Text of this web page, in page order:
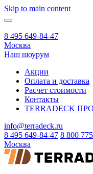
Skip to main content
8 495 649-84-47
Москва
Наш шоурум
Акции
Оплата и доставка
Расчет стоимости
Контакты
TERRADECK ПРО
info@terradeck.ru
8 495 649-84-47 8 800
Москва